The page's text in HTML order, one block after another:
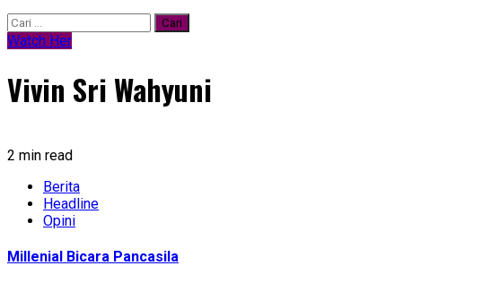
Cari
untuk:
Watch Her
Vivin Sri Wahyuni
2 min read
Berita
Headline
Opini
Millenial Bicara Pancasila